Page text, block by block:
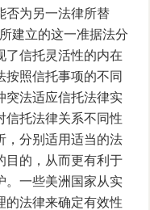
否为另一法律所替
建立的这一准据法分
了信托灵活性的内在
按照信托事项的不同
突法适应信托法律实
信托法律关系不同性
，分别适用适当的法
目的，从而更有利于
。一些美洲国家从实
的法律来确定有效性